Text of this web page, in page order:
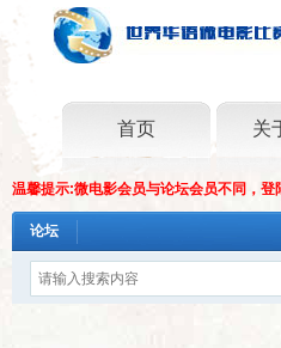
首页 关
温馨提示:微电影会员与论坛会员不同，
论坛